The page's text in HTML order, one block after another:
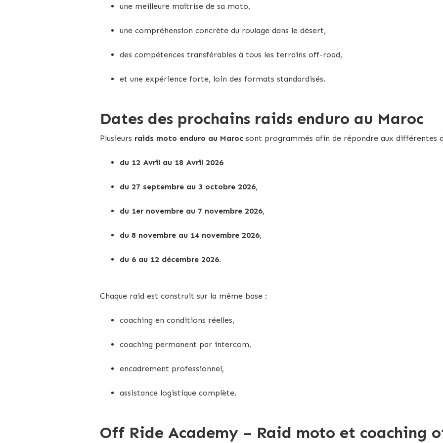
une meilleure maîtrise de sa moto,
une compréhension concrète du roulage dans le désert,
des compétences transférables à tous les terrains off-road,
et une expérience forte, loin des formats standardisés.
Dates des prochains raids enduro au Maroc
Plusieurs raids moto enduro au Maroc sont programmés afin de répondre aux différentes
du 12 Avril au 18 Avril 2026
du 27 septembre au 3 octobre 2026,
du 1er novembre au 7 novembre 2026,
du 8 novembre au 14 novembre 2026,
du 6 au 12 décembre 2026.
Chaque raid est construit sur la même base :
coaching en conditions réelles,
coaching permanent par intercom,
encadrement professionnel,
assistance logistique complète.
Off Ride Academy – Raid moto et coaching